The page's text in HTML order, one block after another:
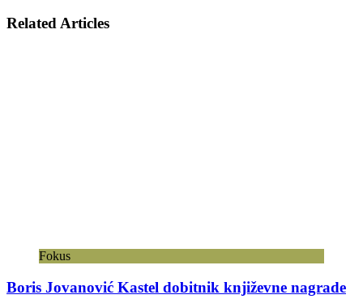
Related Articles
Fokus
Boris Jovanović Kastel dobitnik književne nagrade